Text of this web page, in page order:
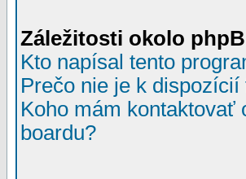
Záležitosti okolo
Kto napísal tento
Prečo nie je k dispozícií
Koho mám kontaktovať
boardu?